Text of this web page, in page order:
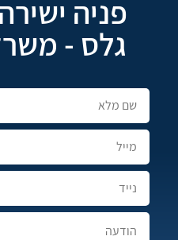
פניה
גלס -